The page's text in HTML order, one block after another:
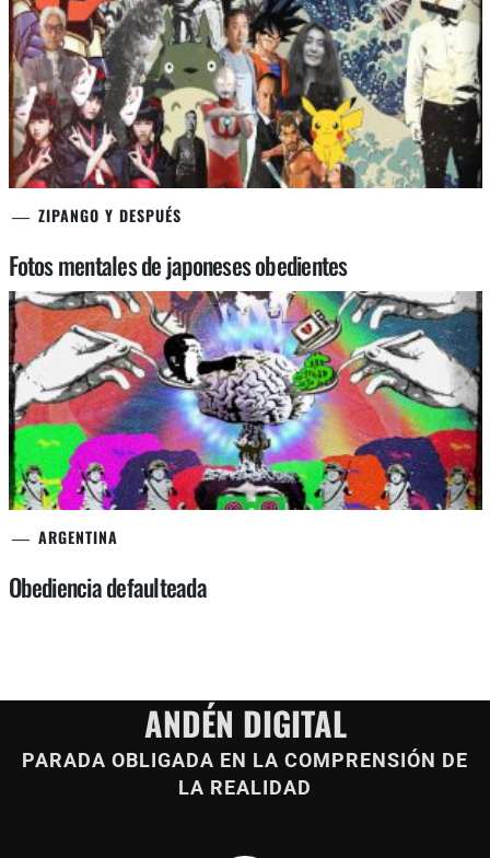
ZIPANGO Y DESPUÉS
Fotos mentales de japoneses obedientes
ARGENTINA
Obediencia defaulteada
ANDÉN DIGITAL
PARADA OBLIGADA EN LA COMPRENSIÓN DE
LA REALIDAD